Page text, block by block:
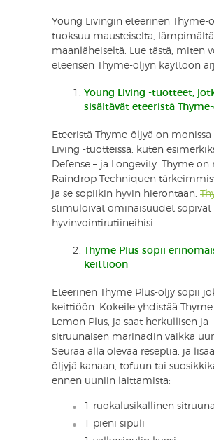
Young Livingin eteerinen Thyme-
tuoksuu mausteiselta,
maanläheiseltä. Lue tästä, miten
eteerisen Thyme-öljyn käyttöön
Young Living -tuotteet,
sisältävät eteeristä
Eteeristä Thyme-öljyä on monissa
Living -tuotteissa, kuten
Defense – ja Longevity. Thyme on
Raindrop Techniquen
ja se sopiikin hyvin hierontaan.
stimuloivat ominaisuudet sopivat
hyvinvointirutiineihisi.
Thyme Plus sopii
keittiöön
Eteerinen Thyme Plus-öljy sopii
keittiöön. Kokeile yhdistää Thyme
Lemon Plus, ja saat herkullisen ja
sitruunaisen marinadin vaikka
Seuraa alla olevaa reseptiä, ja
öljyjä kanaan, tofuun tai
ennen uuniin laittamista:
1 ruokalusikallinen
1 pieni sipuli